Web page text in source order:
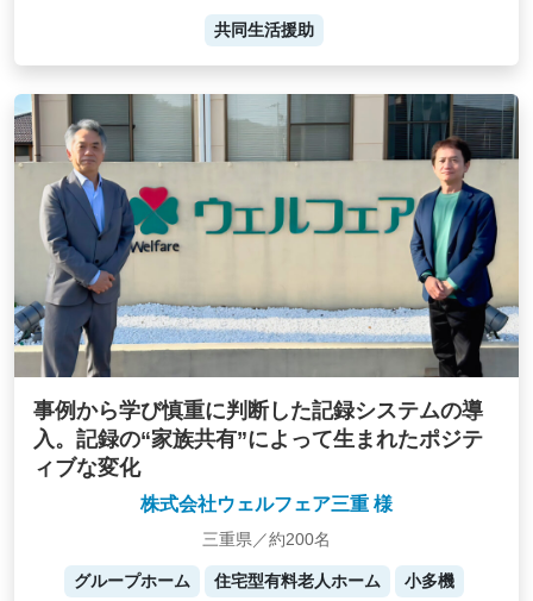
共同生活援助
事例から学び慎重に判断した記録システムの導
入。記録の“家族共有”によって生まれたポジテ
ィブな変化
株式会社ウェルフェア三重 様
三重県／約200名
グループホーム 住宅型有料老人ホーム 小多機